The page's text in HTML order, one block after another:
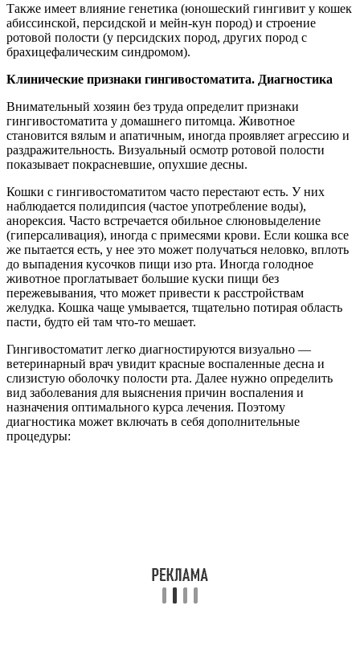
Также имеет влияние генетика (юношеский гингивит у кошек
абиссинской, персидской и мейн-кун пород) и строение
ротовой полости (у персидских пород, других пород с
брахицефалическим синдромом).
Клинические признаки гингивостоматита. Диагностика
Внимательный хозяин без труда определит признаки
гингивостоматита у домашнего питомца. Животное
становится вялым и апатичным, иногда проявляет агрессию и
раздражительность. Визуальный осмотр ротовой полости
показывает покрасневшие, опухшие десны.
Кошки с гингивостоматитом часто перестают есть. У них
наблюдается полидипсия (частое употребление воды),
анорексия. Часто встречается обильное слюновыделение
(гиперсаливация), иногда с примесями крови. Если кошка все
же пытается есть, у нее это может получаться неловко, вплоть
до выпадения кусочков пищи изо рта. Иногда голодное
животное проглатывает большие куски пищи без
пережевывания, что может привести к расстройствам
желудка. Кошка чаще умывается, тщательно потирая область
пасти, будто ей там что-то мешает.
Гингивостоматит легко диагностируются визуально —
ветеринарный врач увидит красные воспаленные десна и
слизистую оболочку полости рта. Далее нужно определить
вид заболевания для выяснения причин воспаления и
назначения оптимального курса лечения. Поэтому
диагностика может включать в себя дополнительные
процедуры: